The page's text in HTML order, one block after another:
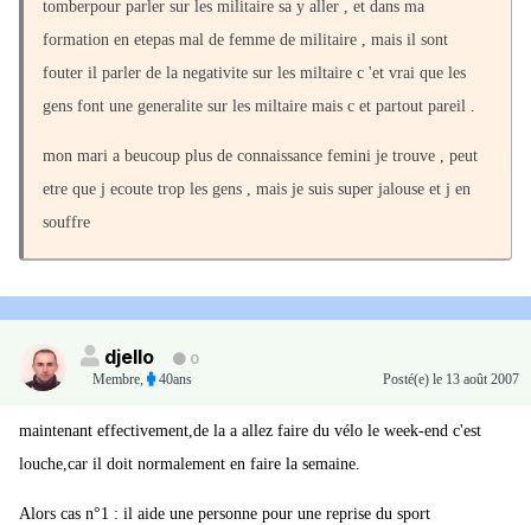
tomberpour parler sur les militaire sa y aller , et dans ma
formation en etepas mal de femme de militaire , mais il sont
fouter il parler de la negativite sur les miltaire c 'et vrai que les
gens font une generalite sur les miltaire mais c et partout pareil .
mon mari a beucoup plus de connaissance femini je trouve , peut
etre que j ecoute trop les gens , mais je suis super jalouse et j en
souffre
djello
0
Membre, 40ans Posté(e) le 13 août 2007
maintenant effectivement,de la a allez faire du vélo le week-end c'est
louche,car il doit normalement en faire la semaine.
Alors cas n°1 : il aide une personne pour une reprise du sport